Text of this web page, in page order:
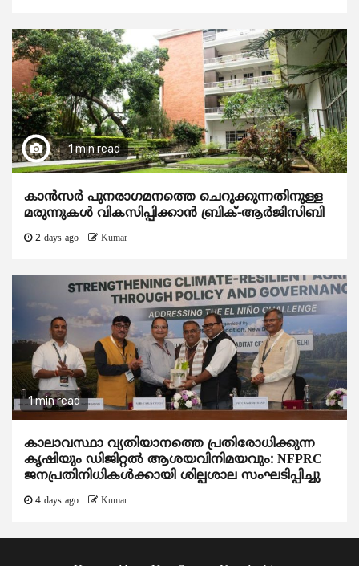
1 min read
കാന്‍സര്‍ പുനരാഗമനത്തെ ചെറുക്കുന്നതിനുള്ള
മരുന്നുകള്‍ വികസിപ്പിക്കാന്‍ ബ്രിക്-ആര്‍ജിസിബി
2 days ago Kumar
1 min read
കാലാവസ്ഥാ വ്യതിയാനത്തെ പ്രതിരോധിക്കുന്ന
കൃഷിയും ഡിജിറ്റൽ ആശയവിനിമയവും: NFPRC
ജനപ്രതിനിധികൾക്കായി ശില്പശാല സംഘടിപ്പിച്ചു
4 days ago Kumar